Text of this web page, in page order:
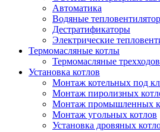
Автоматика
Водяные
Дестратификаторы
Электрические
Термомасляные котлы
Термомасляные
Установка котлов
Монтаж котельных под
Монтаж пиролизных
Монтаж промышленных
Монтаж угольных котлов
Установка дровяных